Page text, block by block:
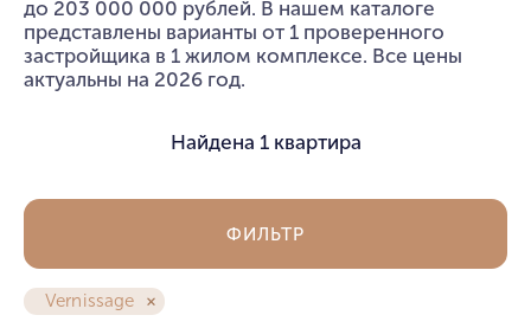
до 203 000 000 рублей. В нашем каталоге
представлены варианты от 1 проверенного
застройщика в 1 жилом комплексе. Все цены
актуальны на 2026 год.
Найдена 1 квартира
Vernissage
ФИЛЬТР